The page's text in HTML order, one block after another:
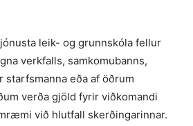
leik- og grunnskóla fellur
verkfalls, samkomubanns,
starfsmanna eða af öðrum
verða gjöld fyrir viðkomandi
við hlutfall skerðingarinnar.